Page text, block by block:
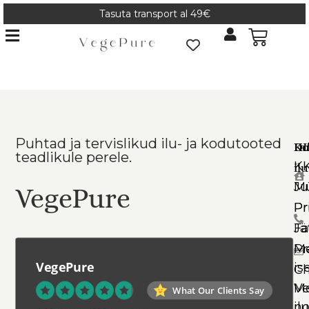
Tasuta transport al 49€
Puhtad ja tervislikud ilu- ja kodutooted
teadlikule perele.
VegePure
VegePure
What Our Clients Say